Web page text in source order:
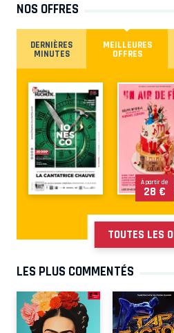
NOS OFFRES
DERNIÈRES
MINUTES
MEILLEURES
OFFRES
À partir de
28 €
TOUTES LES
LES PLUS COMMENTÉS